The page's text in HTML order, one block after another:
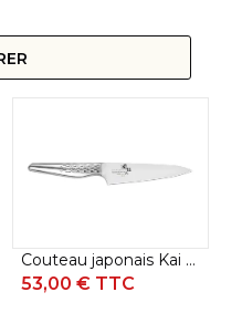
Couteau japonais Kai Seki Magoroku Shoso - Couteau universel 12 cm
53,00 € TTC